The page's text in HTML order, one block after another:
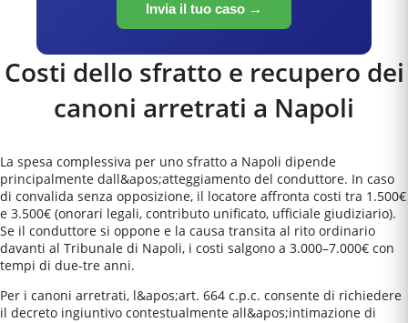
Invia il tuo caso →
Costi dello sfratto e recupero dei
canoni arretrati a Napoli
La spesa complessiva per uno sfratto a Napoli dipende
principalmente dall&apos;atteggiamento del conduttore. In caso
di convalida senza opposizione, il locatore affronta costi tra 1.500€
e 3.500€ (onorari legali, contributo unificato, ufficiale giudiziario).
Se il conduttore si oppone e la causa transita al rito ordinario
davanti al Tribunale di Napoli, i costi salgono a 3.000–7.000€ con
tempi di due-tre anni.
Per i canoni arretrati, l&apos;art. 664 c.p.c. consente di richiedere
il decreto ingiuntivo contestualmente all&apos;intimazione di